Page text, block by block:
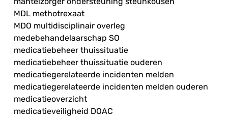
MDL methotrexaat
MDO multidisciplinair overleg
medebehandelaarschap SO
medicatiebeheer thuissituatie
medicatiebeheer thuissituatie ouderen
medicatiegerelateerde incidenten melden
medicatiegerelateerde incidenten melden ouderen
medicatieoverzicht
medicatieveiligheid DOAC